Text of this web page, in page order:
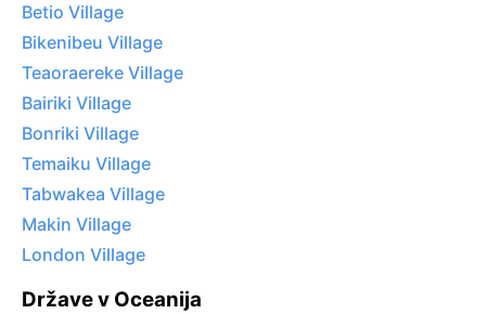
Betio Village
Bikenibeu Village
Teaoraereke Village
Bairiki Village
Bonriki Village
Temaiku Village
Tabwakea Village
Makin Village
London Village
Države v Oceanija